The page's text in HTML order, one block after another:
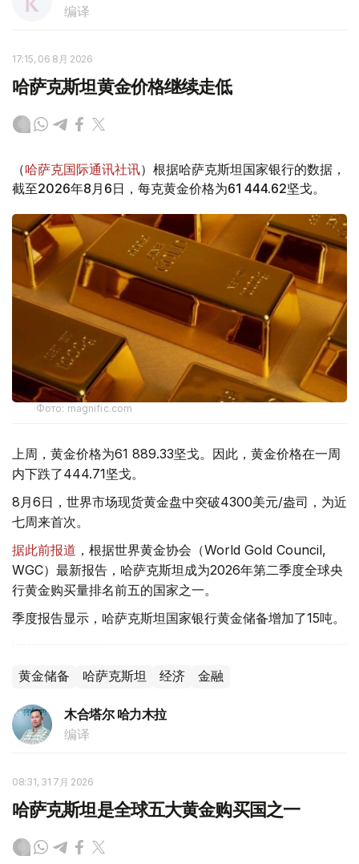
编译
17:15, 06 8月 2026
哈萨克斯坦黄金价格继续走低
（哈萨克国际通讯社讯）根据哈萨克斯坦国家银行的数据，
截至2026年8月6日，每克黄金价格为61 444.62坚戈。
Фото: magnific.com
上周，黄金价格为61 889.33坚戈。因此，黄金价格在一周
内下跌了444.71坚戈。
8月6日，世界市场现货黄金盘中突破4300美元/盎司，为近
七周来首次。
据此前报道 ，根据世界黄金协会（World Gold Council,
WGC）最新报告，哈萨克斯坦成为2026年第二季度全球央
行黄金购买量排名前五的国家之一。
季度报告显示，哈萨克斯坦国家银行黄金储备增加了15吨。
黄金储备 哈萨克斯坦 经济 金融
木合塔尔 哈力木拉
编译
08:31, 31 7月 2026
哈萨克斯坦是全球五大黄金购买国之一